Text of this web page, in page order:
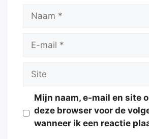
Naam
Site
Mijn naam, e-mail en site
deze browser voor de
wanneer ik een reactie